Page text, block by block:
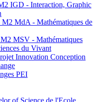
IGD - Interaction, Graphic
MdA - Mathématiques de
MSV - Mathématiques
du Vivant
Innovation Conception
PEI
of Science de l'Ecole